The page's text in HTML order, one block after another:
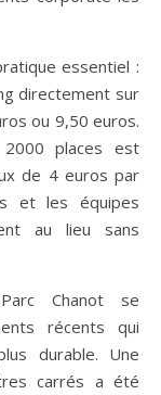
essentiel :
directement sur
ou 9,50 euros.
places est
de 4 euros par
et les équipes
au lieu sans
Chanot se
récents qui
durable. Une
carrés a été